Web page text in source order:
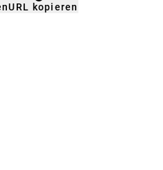
URL kopieren